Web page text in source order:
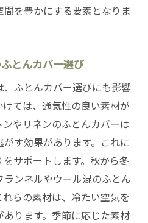
で質の高い睡眠を手に入
たらす千葉県での睡眠の
バー選びで健康な眠りを
理想的なふとんカバーの
える千葉県のふとんカバ
を豊かにする要素となりま
とんカバー選び
ふとんカバー選びにも影響
ては、通気性の良い素材が
やリネンのふとんカバーは
す効果があります。これに
サポートします。秋から冬
ンネルやウール混のふとん
らの素材は、冷たい空気を
ります。季節に応じた素材